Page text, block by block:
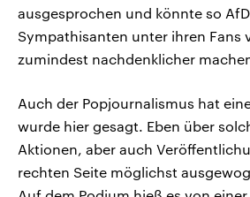
ausgesprochen und könnte so
Sympathisanten unter ihren Fans
zumindest nachdenklicher
Auch der Popjournalismus hat
wurde hier gesagt. Eben über
Aktionen, aber auch
rechten Seite möglichst